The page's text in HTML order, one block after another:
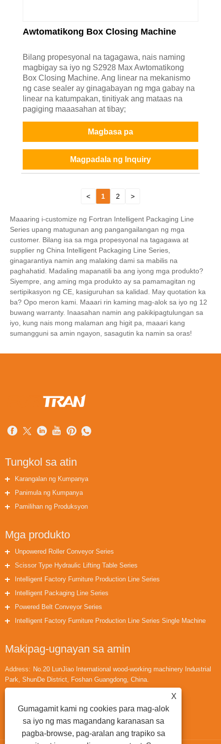
Awtomatikong Box Closing Machine
Bilang propesyonal na tagagawa, nais naming
magbigay sa iyo ng S2928 Max Awtomatikong
Box Closing Machine. Ang linear na mekanismo
ng case sealer ay ginagabayan ng mga gabay na
linear na katumpakan, tinitiyak ang mataas na
pagiging maaasahan at tibay;
Magbasa pa
Magpadala ng Inquiry
< 1 2 >
Maaaring i-customize ng Fortran Intelligent Packaging Line
Series upang matugunan ang pangangailangan ng mga
customer. Bilang isa sa mga propesyonal na tagagawa at
supplier ng China Intelligent Packaging Line Series,
ginagarantiya namin ang malaking dami sa mabilis na
paghahatid. Madaling mapanatili ba ang iyong mga produkto?
Siyempre, ang aming mga produkto ay sa pamamagitan ng
sertipikasyon ng CE, kasiguruhan sa kalidad. May quotation ka
ba? Opo meron kami. Maaari rin kaming mag-alok sa iyo ng 12
buwang warranty. Inaasahan namin ang pakikipagtulungan sa
iyo, kung nais mong malaman ang higit pa, maaari kang
sumangguni sa amin ngayon, sasagutin ka namin sa oras!
Tungkol sa atin
Karangalan ng Kumpanya
Panimula ng Kumpanya
Pamilihan ng Produksyon
Mga produkto
Unpowered Roller Conveyor Series
Scissor Type Hydraulic Lifting Table Series
Intelligent Factory Furniture Production Line Series
Intelligent Packaging Line Series
Powered Belt Conveyor Series
Intelligent Factory Furniture Production Line Series Single Machine
Makipag-ugnayan sa amin
Address: No.20 LunJiao International wood-working machinery Industrial
Park, ShunDe District, Foshan Guangdong, China.
Email: huaihuailiu1@gmail.com
X
Gumagamit kami ng cookies para mag-alok
sa iyo ng mas magandang karanasan sa
pagba-browse, pag-aralan ang trapiko sa